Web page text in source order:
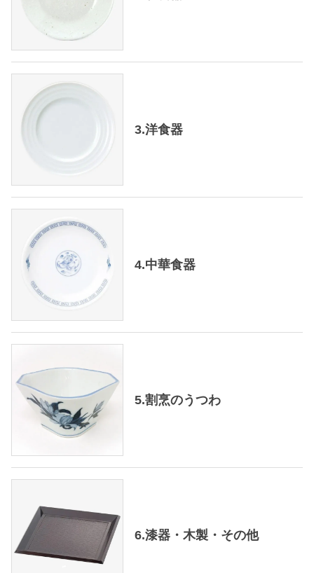
3.洋食器
4.中華食器
5.割烹のうつわ
6.漆器・木製・その他